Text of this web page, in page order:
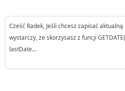
Cześć Radek, Jeśli chcesz zapisać
wystarczy, że skorzysasz z funcji
lastDate…